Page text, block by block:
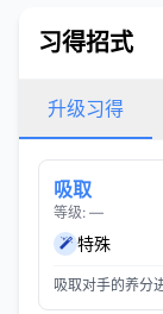
习得招式
升级习得
吸取
等级: —
特殊
吸取对手的养分